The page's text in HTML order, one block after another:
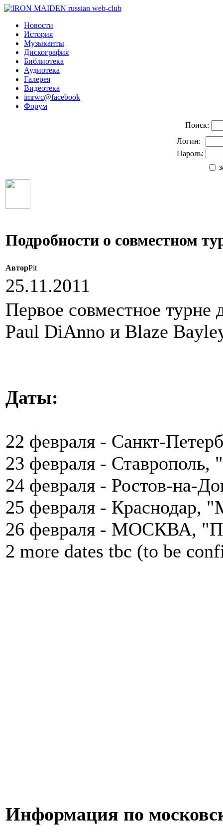
Новости
История
Музыканты
Дискография
Библиотека
Аудиотека
Галерея
Видеотека
imrwc@facebook
Форум
Поиск:
Логин:
Пароль:
Подробности о совместном
АвторPit
25.11.2011
Первое совместное турне
Paul DiAnno и Blaze
Даты:
22 февраля - Санкт-
23 февраля -
24 февраля - Ростов-на-
25 февраля - Краснодар,
26 февраля - МОСКВА,
2 more dates tbc (to be
Информация по